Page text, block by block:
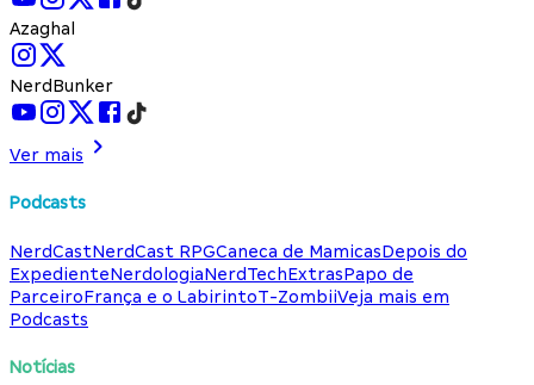
Azaghal
NerdBunker
Ver mais
Podcasts
NerdCastNerdCast RPGCaneca de MamicasDepois do
ExpedienteNerdologiaNerdTechExtrasPapo de
ParceiroFrança e o LabirintoT-ZombiiVeja mais em
Podcasts
Notícias